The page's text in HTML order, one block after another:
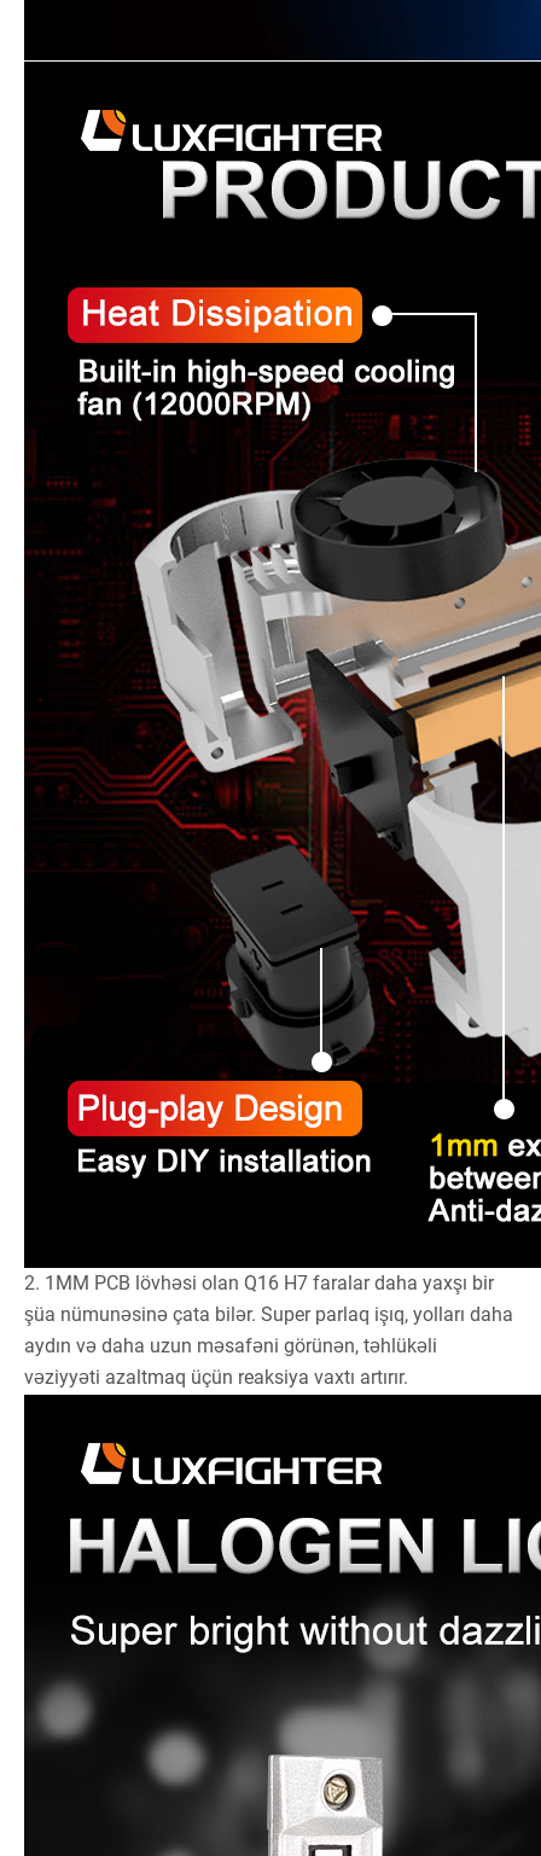
2. 1MM PCB lövhəsi olan Q16 H7 faralar daha yaxşı bir
şüa nümunəsinə çata bilər. Super parlaq işıq, yolları daha
aydın və daha uzun məsafəni görünən, təhlükəli
vəziyyəti azaltmaq üçün reaksiya vaxtı artırır.